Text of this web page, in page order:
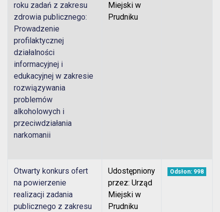
roku zadań z zakresu
zdrowia publicznego:
Prowadzenie
profilaktycznej
działalności
informacyjnej i
edukacyjnej w zakresie
rozwiązywania
problemów
alkoholowych i
przeciwdziałania
narkomanii
Miejski w
Prudniku
Otwarty konkurs ofert
na powierzenie
realizacji zadania
publicznego z zakresu
Udostępniony
przez: Urząd
Miejski w
Prudniku
Odsłon: 998